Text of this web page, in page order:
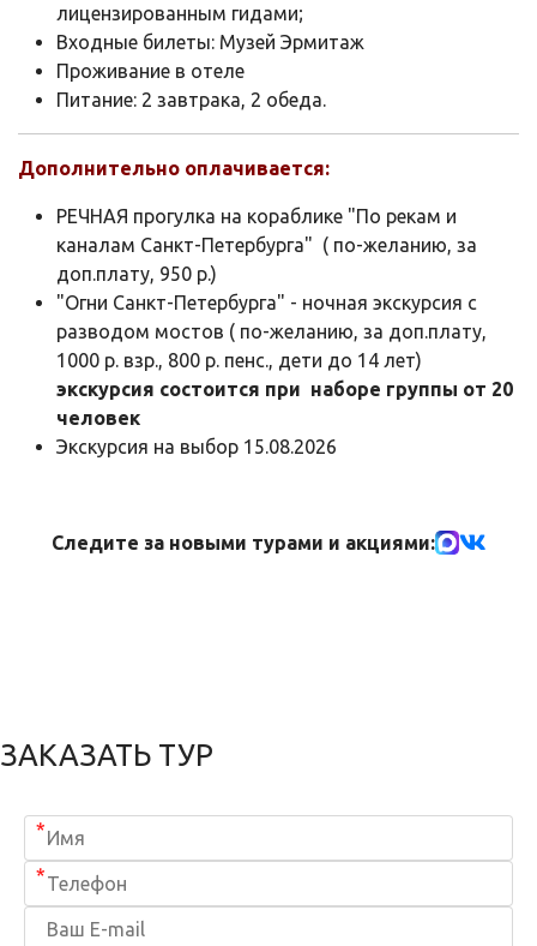
лицензированным гидами;
Входные билеты: Музей Эрмитаж
Проживание в отеле
Питание: 2 завтрака, 2 обеда.
Дополнительно оплачивается:
РЕЧНАЯ прогулка на кораблике "По рекам и
каналам Санкт-Петербурга" ( по-желанию, за
доп.плату, 950 р.)
"Огни Санкт-Петербурга" - ночная экскурсия с
разводом мостов ( по-желанию, за доп.плату,
1000 р. взр., 800 р. пенс., дети до 14 лет)
экскурсия состоится при наборе группы от 20
человек
Экскурсия на выбор 15.08.2026
Следите за новыми турами и акциями:
ЗАКАЗАТЬ ТУР
*
*